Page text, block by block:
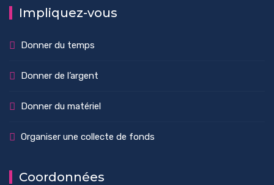
Impliquez-vous
Donner du temps
Donner de l’argent
Donner du matériel
Organiser une collecte de fonds
Coordonnées